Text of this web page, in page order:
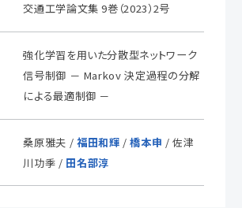
交通工学論文集 9巻（2023）2号
強化学習を用いた分散型ネットワーク
信号制御 － Markov 決定過程の分解
による最適制御 －
桑原雅夫 / 福田和輝 /橋本申 / 佐津
川功季 / 田名部淳